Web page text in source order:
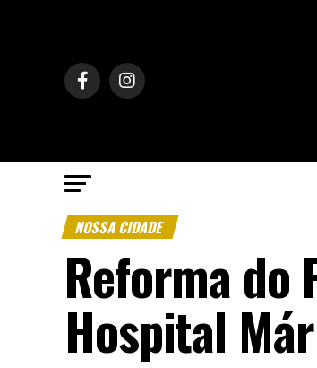
NOSSA CIDADE
Reforma do
Hospital